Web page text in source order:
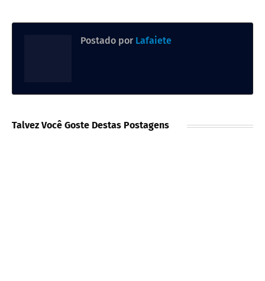
Postado por Lafaiete
Talvez Você Goste Destas Postagens